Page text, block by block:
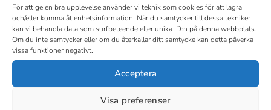
För att ge en bra upplevelse använder vi teknik som cookies för att lagra
och/eller komma åt enhetsinformation. När du samtycker till dessa tekniker
kan vi behandla data som surfbeteende eller unika ID:n på denna webbplats.
Om du inte samtycker eller om du återkallar ditt samtycke kan detta påverka
vissa funktioner negativt.
Acceptera
Visa preferenser
Juli 2022
Juni 2022
Maj 2022
April 2022